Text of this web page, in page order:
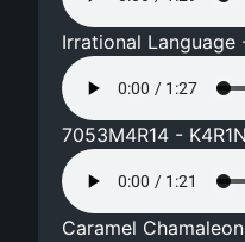
Irrational Language
7053M4R14 -
Caramel